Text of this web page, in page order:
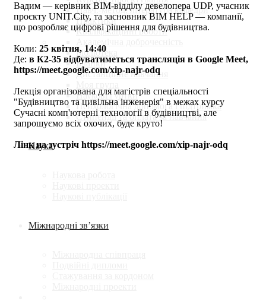
Навч.-метод. література кафедри
Практики
Кваліфікаційні роботи
Бібліотека
Бланки
Дистанційне навчання
Наукові гуртки
Психологічна допомога і підтримка
Стипендії та оплата за навчання
Наука
Міжнародні зв’язки
Вадим — керівник BIM-відділу девелопера UDP, учасник
проєкту UNIT.City, та засновник BIM HELP — компанії,
що розробляє цифрові рішення для будівництва.
Коли: 25 квітня, 14:40
Де: в К2-35 відбуватиметься трансляція в Google Meet,
https://meet.google.com/xip-najr-odq
Лекція організована для магістрів спеціальності
"Будівництво та цивільна інженерія" в межах курсу
Сучасні комп'ютерні технології в будівництві, але
запрошуємо всіх охочих, буде круто!
Лінк на зустріч https://meet.google.com/xip-najr-odq